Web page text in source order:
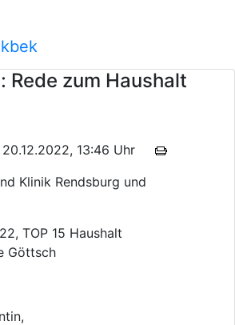
Rede zum Haushalt
13:46 Uhr
Klinik Rendsburg und
TOP 15 Haushalt